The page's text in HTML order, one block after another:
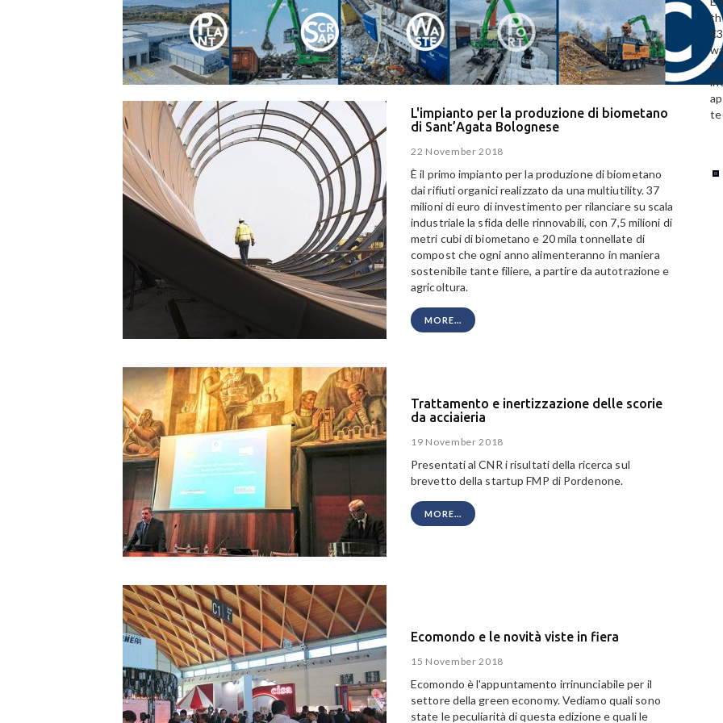
L'impianto per la produzione di biometano
di Sant’Agata Bolognese
22 November 2018
È il primo impianto per la produzione di biometano
dai rifiuti organici realizzato da una multiutility. 37
milioni di euro di investimento per rilanciare su scala
industriale la sfida delle rinnovabili, con 7,5 milioni di
metri cubi di biometano e 20 mila tonnellate di
compost che ogni anno alimenteranno in maniera
sostenibile tante filiere, a partire da autotrazione e
agricoltura.
MORE...
Trattamento e inertizzazione delle scorie
da acciaieria
19 November 2018
Presentati al CNR i risultati della ricerca sul
brevetto della startup FMP di Pordenone.
MORE...
Ecomondo e le novità viste in fiera
15 November 2018
Ecomondo è l'appuntamento irrinunciabile per il
settore della green economy. Vediamo quali sono
state le peculiarità di questa edizione e quali le